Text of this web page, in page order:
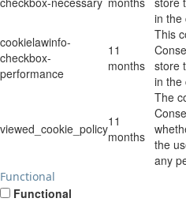
in the
cookielawinfo-
checkbox-
performance
11
months
This
store
in the
viewed_cookie_policy11
months
The
the
any
Functional
Functional